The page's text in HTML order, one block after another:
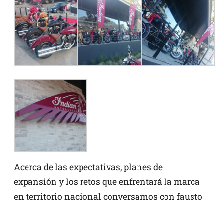
Acerca de las expectativas, planes de
expansión y los retos que enfrentará la marca
en territorio nacional conversamos con fausto